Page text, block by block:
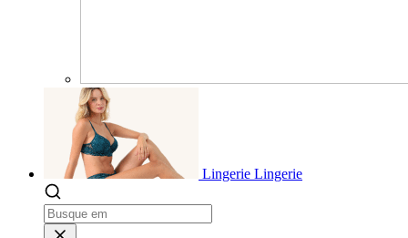
Lingerie Lingerie